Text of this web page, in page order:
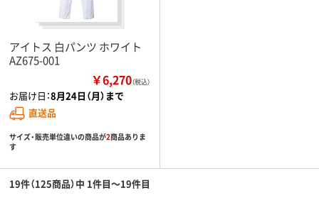
アイトス 白パンツ ホワイト
AZ675-001
￥6,270（税込）
お届け日：8月24日（月）まで
直送品
サイズ・販売単位違いの商品が2商品ありま
す
19件（125商品）中 1件目～19件目